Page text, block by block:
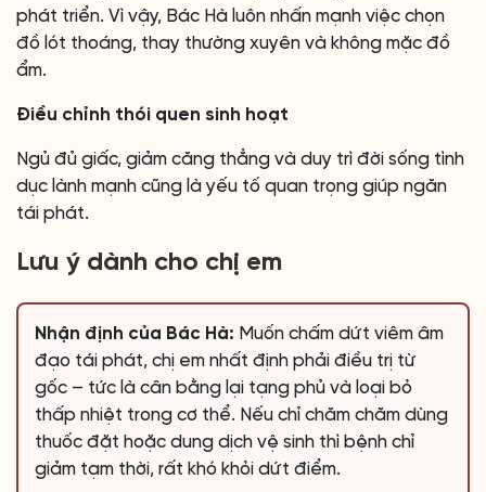
phát triển. Vì vậy, Bác Hà luôn nhấn mạnh việc chọn
đồ lót thoáng, thay thường xuyên và không mặc đồ
ẩm.
Điều chỉnh thói quen sinh hoạt
Ngủ đủ giấc, giảm căng thẳng và duy trì đời sống tình
dục lành mạnh cũng là yếu tố quan trọng giúp ngăn
tái phát.
Lưu ý dành cho chị em
Nhận định của Bác Hà: Muốn chấm dứt viêm âm
đạo tái phát, chị em nhất định phải điều trị từ
gốc – tức là cân bằng lại tạng phủ và loại bỏ
thấp nhiệt trong cơ thể. Nếu chỉ chăm chăm dùng
thuốc đặt hoặc dung dịch vệ sinh thì bệnh chỉ
giảm tạm thời, rất khó khỏi dứt điểm.